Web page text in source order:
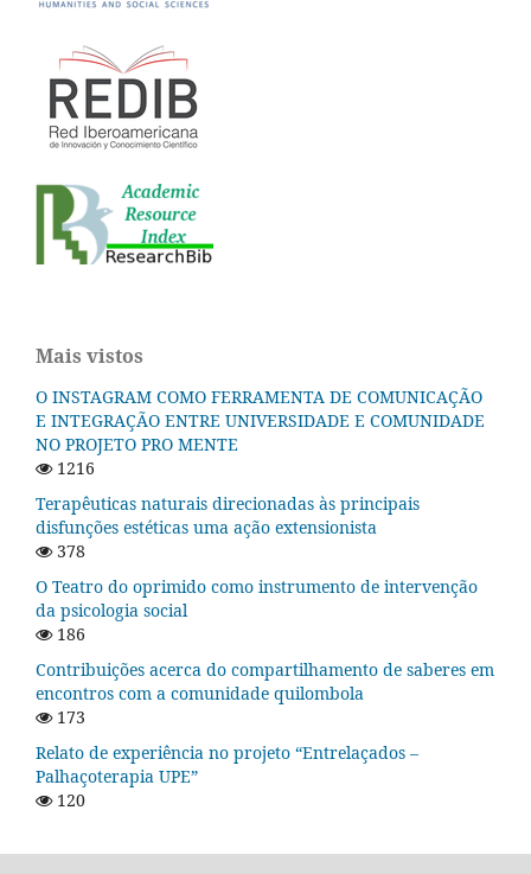
Mais vistos
O INSTAGRAM COMO FERRAMENTA DE COMUNICAÇÃO
E INTEGRAÇÃO ENTRE UNIVERSIDADE E COMUNIDADE
NO PROJETO PRO MENTE
1216
Terapêuticas naturais direcionadas às principais
disfunções estéticas uma ação extensionista
378
O Teatro do oprimido como instrumento de intervenção
da psicologia social
186
Contribuições acerca do compartilhamento de saberes em
encontros com a comunidade quilombola
173
Relato de experiência no projeto “Entrelaçados –
Palhaçoterapia UPE”
120